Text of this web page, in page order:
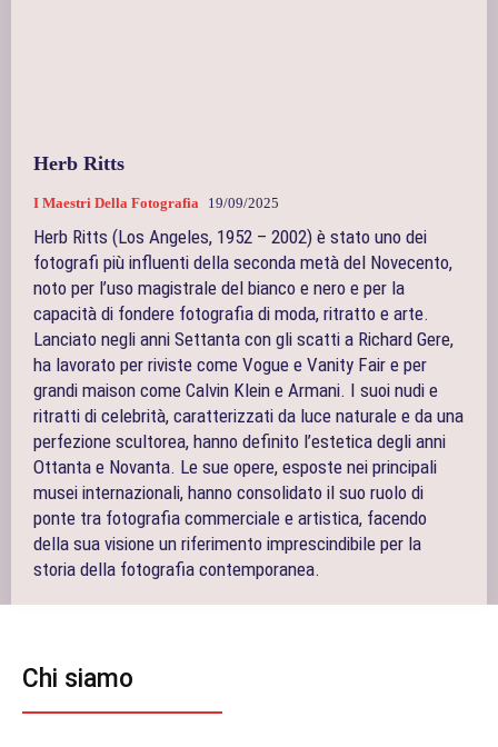
Herb Ritts
I Maestri Della Fotografia 19/09/2025
Herb Ritts (Los Angeles, 1952 – 2002) è stato uno dei
fotografi più influenti della seconda metà del Novecento,
noto per l’uso magistrale del bianco e nero e per la
capacità di fondere fotografia di moda, ritratto e arte.
Lanciato negli anni Settanta con gli scatti a Richard Gere,
ha lavorato per riviste come Vogue e Vanity Fair e per
grandi maison come Calvin Klein e Armani. I suoi nudi e
ritratti di celebrità, caratterizzati da luce naturale e da una
perfezione scultorea, hanno definito l’estetica degli anni
Ottanta e Novanta. Le sue opere, esposte nei principali
musei internazionali, hanno consolidato il suo ruolo di
ponte tra fotografia commerciale e artistica, facendo
della sua visione un riferimento imprescindibile per la
storia della fotografia contemporanea.
Chi siamo